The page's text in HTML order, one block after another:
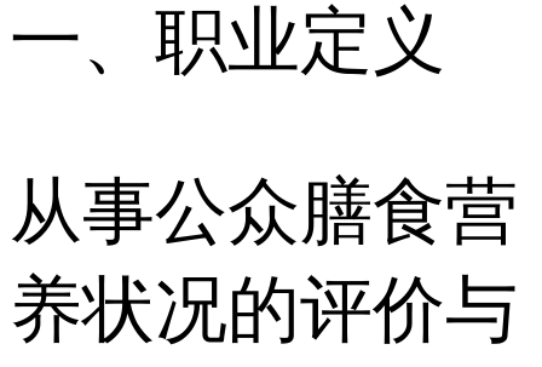
⼀、职业定义
从事公众膳⾷营
养状况的评价与